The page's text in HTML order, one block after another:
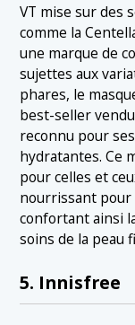
VT mise sur des
comme la
une marque de
sujettes aux
phares, le
best-seller
reconnu pour
hydratantes. Ce
pour celles et
nourrissant pour
confortant ainsi
soins de la peau
5. Innisfree